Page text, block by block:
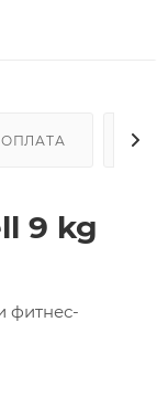
ОПЛАТА
9 kg
фитнес-